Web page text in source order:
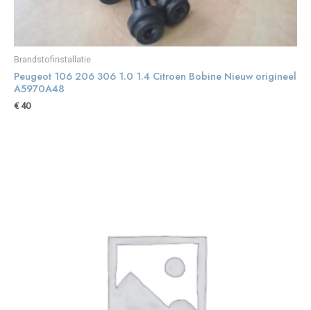
Brandstofinstallatie
Peugeot 106 206 306 1.0 1.4 Citroen Bobine Nieuw origineel
A5970A48
€40